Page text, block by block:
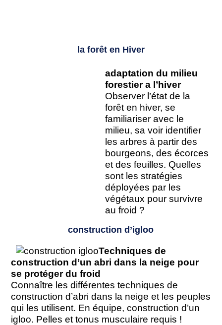
la forêt en Hiver
adaptation du milieu
forestier a l’hiver
Observer l’état de la
forêt en hiver, se
familiariser avec le
milieu, sa voir identifier
les arbres à partir des
bourgeons, des écorces
et des feuilles. Quelles
sont les stratégies
déployées par les
végétaux pour survivre
au froid ?
construction d’igloo
Techniques de
construction d’un abri dans la neige pour
se protéger du froid
Connaître les différentes techniques de
construction d’abri dans la neige et les peuples
qui les utilisent. En équipe, construction d’un
igloo. Pelles et tonus musculaire requis !